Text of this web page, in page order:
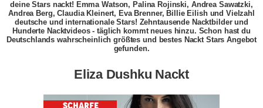
deine Stars nackt! Emma Watson, Palina Rojinski, Andrea Sawatzki,
Andrea Berg, Claudia Kleinert, Eva Brenner, Billie Eilish und Vielzahl
deutsche und internationale Stars! Zehntausende Nacktbilder und
Hunderte Nacktvideos - täglich kommt neues hinzu. Schon hast du
Deutschlands wahrscheinlich größtes und bestes Nackt Stars Angebot
gefunden.
Eliza Dushku Nackt